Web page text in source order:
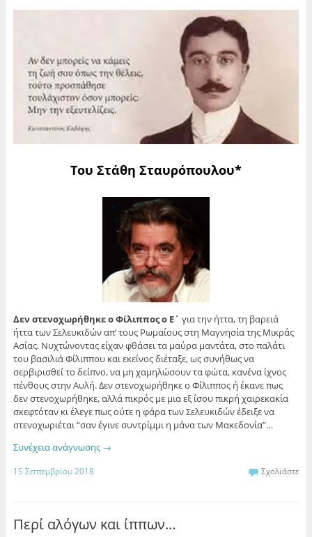
Του Στάθη Σταυρόπουλου*
Δεν στενοχωρήθηκε ο Φίλιππος ο Ε΄ για την ήττα, τη βαρειά
ήττα των Σελευκιδών απ’ τους Ρωμαίους στη Μαγνησία της Μικράς
Ασίας. Νυχτώνοντας είχαν φθάσει τα μαύρα μαντάτα, στο παλάτι
του βασιλιά Φίλιππου και εκείνος διέταξε, ως συνήθως να
σερβιρισθεί το δείπνο, να μη χαμηλώσουν τα φώτα, κανένα ίχνος
πένθους στην Αυλή. Δεν στενοχωρήθηκε ο Φίλιππος ή έκανε πως
δεν στενοχωρήθηκε, αλλά πικρός με μια εξ ίσου πικρή χαιρεκακία
σκεφτόταν κι έλεγε πως ούτε η φάρα των Σελευκιδών έδειξε να
στενοχωριέται “σαν έγινε συντρίμμι η μάνα των Μακεδονία”…
Συνέχεια ανάγνωσης →
15 Σεπτεμβρίου 2018 Σχολιάστε
Περί αλόγων και ίππων…